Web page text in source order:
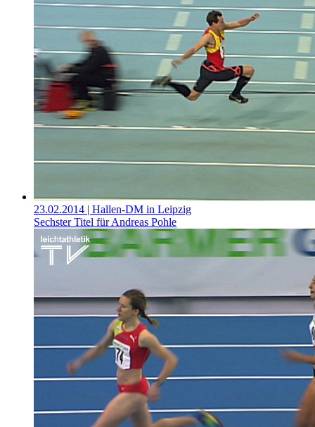
23.02.2014 | Hallen-DM in Leipzig
Sechster Titel für Andreas Pohle